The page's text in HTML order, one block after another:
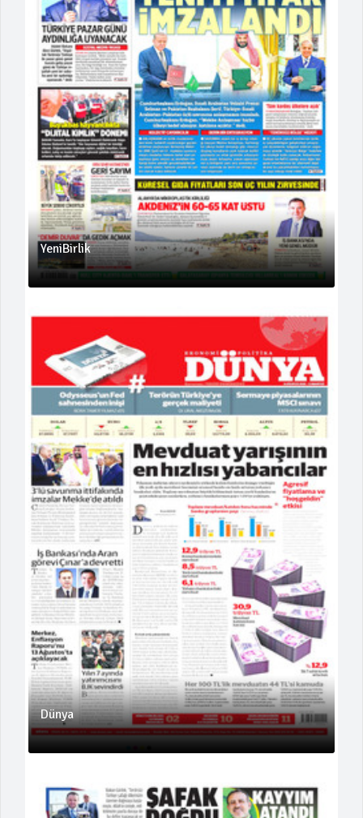
YeniBirlik
Dünya